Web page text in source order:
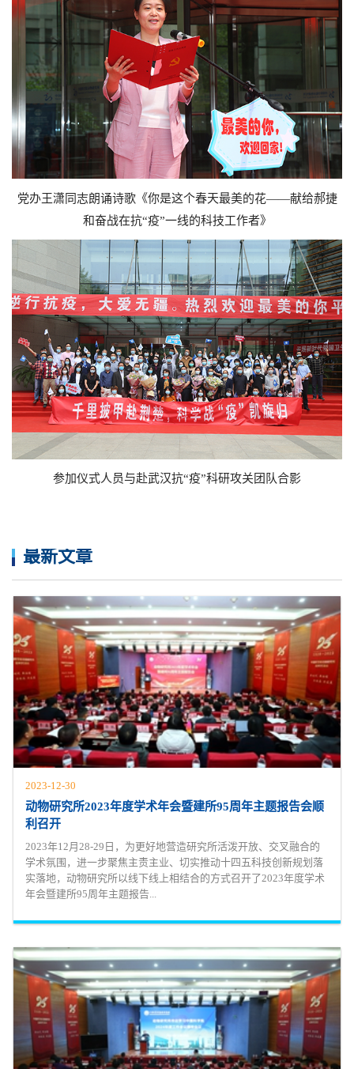
党办王潇同志朗诵诗歌《你是这个春天最美的花——献给郝捷
和奋战在抗“疫”一线的科技工作者》
参加仪式人员与赴武汉抗“疫”科研攻关团队合影
最新文章
2023-12-30
动物研究所2023年度学术年会暨建所95周年主题报告会顺
利召开
2023年12月28-29日，为更好地营造研究所活泼开放、交叉融合的
学术氛围，进一步聚焦主责主业、切实推动十四五科技创新规划落
实落地，动物研究所以线下线上相结合的方式召开了2023年度学术
年会暨建所95周年主题报告...